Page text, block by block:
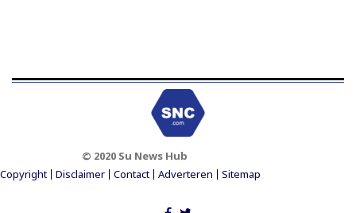
© 2020 Su News Hub
Footer Menu
Copyright Disclaimer Contact Adverteren Sitemap